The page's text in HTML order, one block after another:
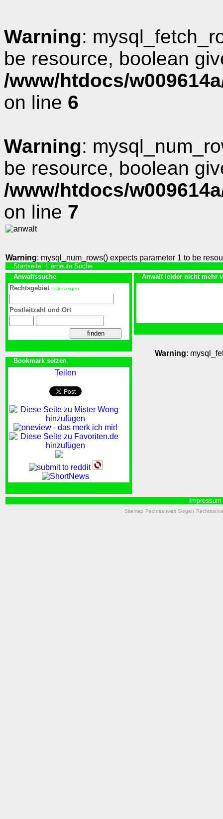
Warning:
be resource, boolean
/www/htdocs/
on line 6
Warning:
be resource, boolean
/www/htdocs/
on line 7
Warning: mysql_num_rows() expects parameter 1 to be
Startseite
erneute Suche
Anwaltssuche
Rechtsgebiet Liste zeigen
Postleitzahl und Ort
Bookmark setzen
Teilen
Anwalt leider nicht mehr
Warning:
Impressum
Sitemap Rechtsanwalt Siegen